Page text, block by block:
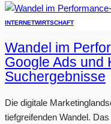
INTERNETWIRTSCHAFT
Wandel im
Google Ads und
Suchergebnisse
Die digitale
tiefgreifenden Wandel.